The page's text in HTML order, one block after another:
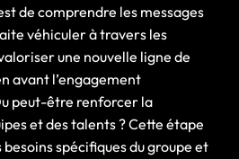
de comprendre les messages
véhiculer à travers les
une nouvelle ligne de
avant l’engagement
peut-être renforcer la
et des talents ? Cette étape
spécifiques du groupe et